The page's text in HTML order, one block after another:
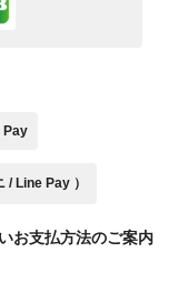
Pay
/ Line Pay ）
お支払方法のご案内